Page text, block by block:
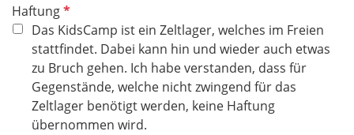
HaftungP
f
l
i
c
h
t
Das KidsCamp ist ein Zeltlager, welches im Freien
stattfindet. Dabei kann hin und wieder auch etwas
zu Bruch gehen. Ich habe verstanden, dass für
Gegenstände, welche nicht zwingend für das
Zeltlager benötigt werden, keine Haftung
übernommen wird.